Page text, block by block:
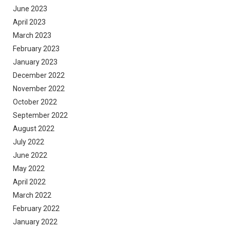
June 2023
April 2023
March 2023
February 2023
January 2023
December 2022
November 2022
October 2022
September 2022
August 2022
July 2022
June 2022
May 2022
April 2022
March 2022
February 2022
January 2022